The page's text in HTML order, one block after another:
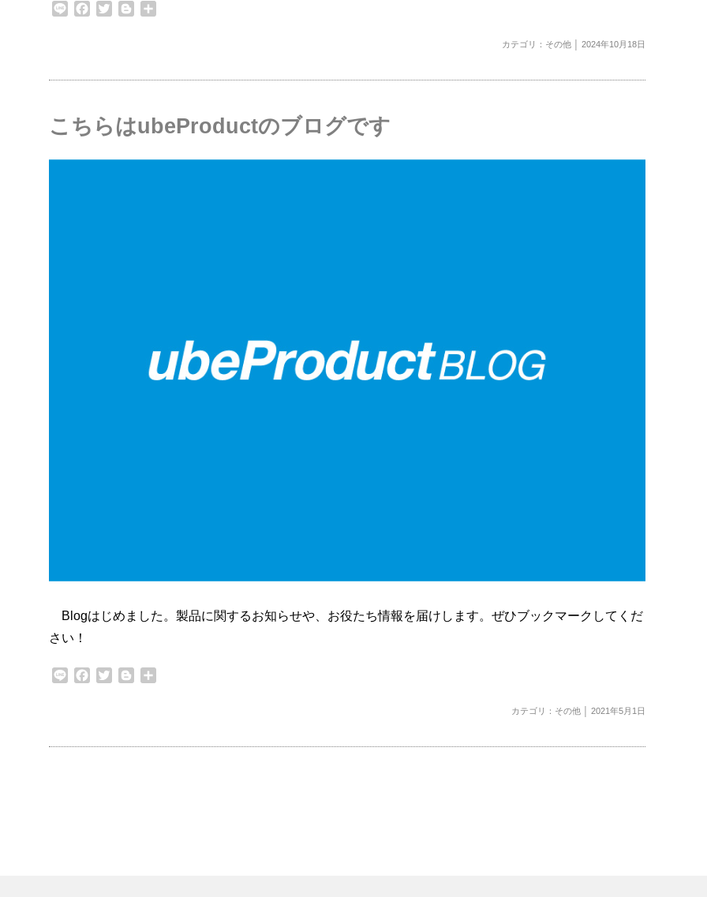
Line Facebook
TwitterBlogger
カテゴリ： その他 │ 2024年10月18日
こちらはubeProductのブログです
Blogはじめました。製品に関するお知らせや、お役たち情報を届けします。ぜひブックマークしてくだ
さい！
Line Facebook
TwitterBlogger
カテゴリ： その他 │ 2021年5月1日